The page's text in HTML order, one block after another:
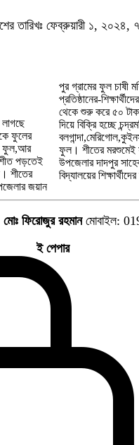
তারিখঃ ফেব্রুয়ারী ১,
ফুলের
ফুল,আর
শীত পড়তেই
শীতের
জয়ান
পুর গ্রামের ফুল চাষী
প্রতিষ্ঠানের-
থেকে শুরু করে ৫০
মরশুমী
রায়গঞ্জ
প্রাথমিক
বিদ্যালয়ের
মোঃ ফিরোজুর রহমানমোবাইল:
ই পেপার